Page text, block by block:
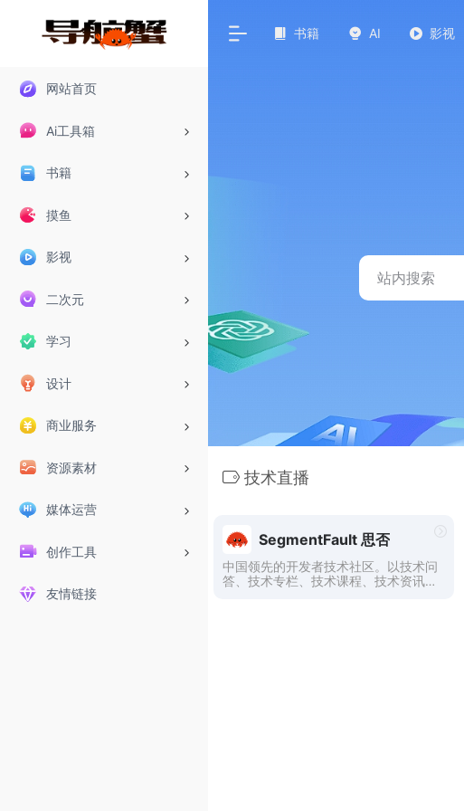
网站首页
Ai工具箱
书籍
摸鱼
影视
二次元
学习
设计
商业服务
资源素材
媒体运营
创作工具
友情链接
书籍 AI 影视
技术直播
SegmentFault 思否
中国领先的开发者技术社区。以技术问
答、技术专栏、技术课程、技术资讯为